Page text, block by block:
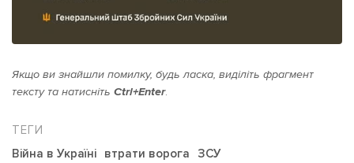
Якщо ви знайшли помилку, будь ласка, виділіть фрагмент
тексту та натисніть Ctrl+Enter.
Війна в Україні втрати ворога ЗСУ